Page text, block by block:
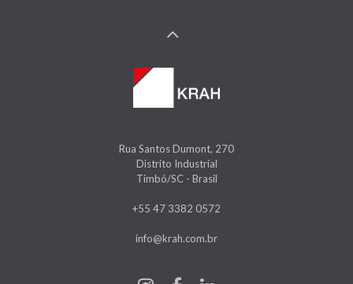
Rua Santos Dumont, 270
Distrito Industrial
Timbó/SC - Brasil
+55 47 3382 0572
info@krah.com.br